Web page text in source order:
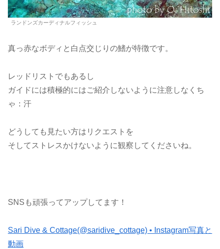
ランドンズカーディナルフィッシュ
真っ赤なボディと白点交じりの鰭が特徴です。
レッドリストでもあるし
ガイドには積極的にはご紹介しないように注意しなくち
ゃ：汗
どうしても見たい方はリクエストを
そしてストレスかけないように観察してくださいね。
SNSも頑張ってアップしてます！
Sari Dive & Cottage(@saridive_cottage) • Instagram写真と
動画